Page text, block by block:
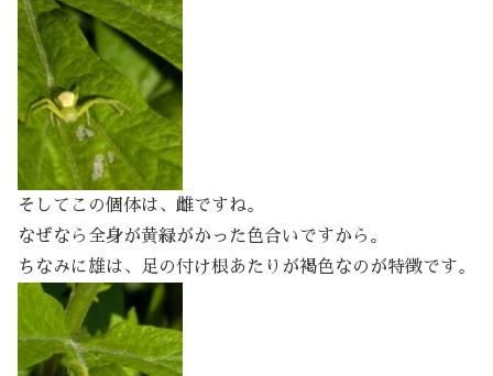
そしてこの個体は、雌ですね。
なぜなら全身が黄緑がかった色合いですから。
ちなみに雄は、足の付け根あたりが褐色なのが特徴です。